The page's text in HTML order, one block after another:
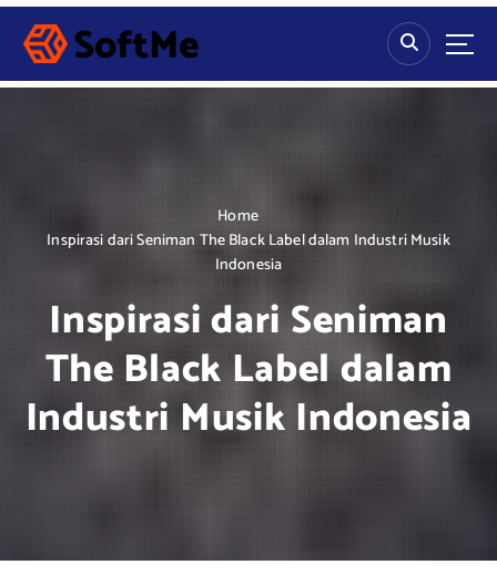
S
p
Home
Inspirasi dari Seniman The Black Label dalam Industri Musik
Indonesia
Inspirasi dari Seniman
The Black Label dalam
Industri Musik Indonesia